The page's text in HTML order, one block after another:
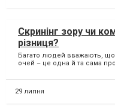
Скринінг зору чи
різниця?
Багато людей вважають, що
очей – це одна й та сама
29 липня